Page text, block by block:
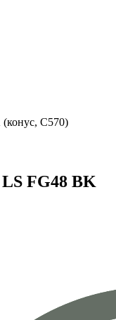
C570)
LS FG48 BK